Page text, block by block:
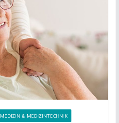
MEDIZIN & MEDIZINTECHNIK